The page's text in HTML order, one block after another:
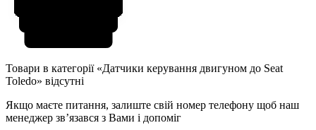
Товари в категорії «Датчики керування двигуном до Seat
Toledo» відсутні
Якщо маєте питання, залиште свій номер телефону щоб наш
менеджер звʼязався з Вами і допоміг